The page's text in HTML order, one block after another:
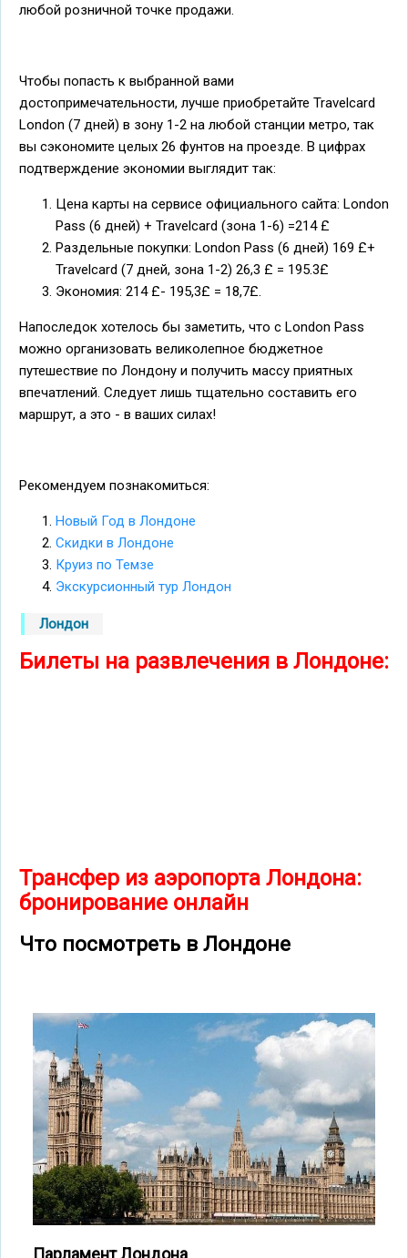
любой розничной точке продажи.
Чтобы попасть к выбранной вами
достопримечательности, лучше приобретайте Travelcard
London (7 дней) в зону 1-2 на любой станции метро, так
вы сэкономите целых 26 фунтов на проезде. В цифрах
подтверждение экономии выглядит так:
Цена карты на сервисе официального сайта: London
Pass (6 дней) + Travelcard (зона 1-6) =214 £
Раздельные покупки: London Pass (6 дней) 169 £+
Travelcard (7 дней, зона 1-2) 26,3 £ = 195.3£
Экономия: 214 £- 195,3£ = 18,7£.
Напоследок хотелось бы заметить, что с London Pass
можно организовать великолепное бюджетное
путешествие по Лондону и получить массу приятных
впечатлений. Следует лишь тщательно составить его
маршрут, а это - в ваших силах!
Рекомендуем познакомиться:
Новый Год в Лондоне
Скидки в Лондоне
Круиз по Темзе
Экскурсионный тур Лондон
Лондон
Билеты на развлечения в Лондоне:
Трансфер из аэропорта Лондона:
бронирование онлайн
Что посмотреть в Лондоне
Парламент Лондона